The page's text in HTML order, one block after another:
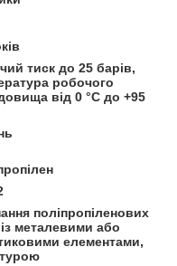
тиск до 25 барів,
робочого
від 0 °C до +95
поліпропіленових
металевими або
елементами,